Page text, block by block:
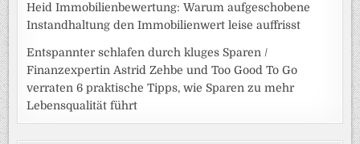
Heid Immobilienbewertung: Warum aufgeschobene
Instandhaltung den Immobilienwert leise auffrisst
Entspannter schlafen durch kluges Sparen /
Finanzexpertin Astrid Zehbe und Too Good To Go
verraten 6 praktische Tipps, wie Sparen zu mehr
Lebensqualität führt